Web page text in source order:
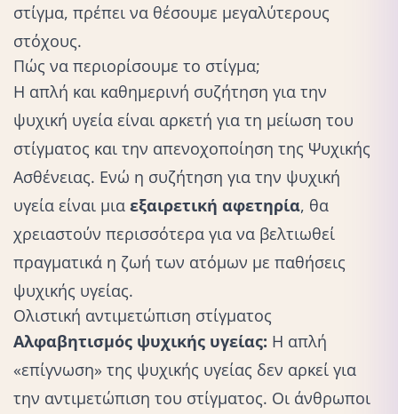
στίγμα, πρέπει να θέσουμε μεγαλύτερους
στόχους.
Πώς να περιορίσουμε το στίγμα;
Η απλή και καθημερινή συζήτηση για την
ψυχική υγεία είναι αρκετή για τη μείωση του
στίγματος και την απενοχοποίηση της Ψυχικής
Ασθένειας. Ενώ η συζήτηση για την ψυχική
υγεία είναι μια εξαιρετική αφετηρία, θα
χρειαστούν περισσότερα για να βελτιωθεί
πραγματικά η ζωή των ατόμων με παθήσεις
ψυχικής υγείας.
Ολιστική αντιμετώπιση στίγματος
Αλφαβητισμός ψυχικής υγείας: Η απλή
«επίγνωση» της ψυχικής υγείας δεν αρκεί για
την αντιμετώπιση του στίγματος. Οι άνθρωποι